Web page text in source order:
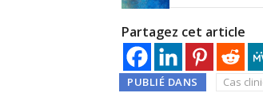
Partagez cet article
PUBLIÉ DANS Cas